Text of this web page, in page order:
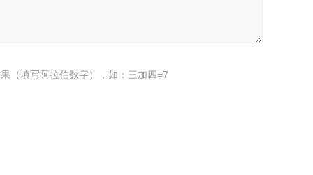
（填写阿拉伯数字），如：三加四=7